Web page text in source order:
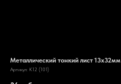
Металлический тонкий лист 13х32мм
Артикул: K12 (101)